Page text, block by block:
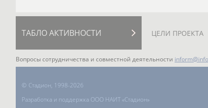
ТАБЛО АКТИВНОСТИ ЦЕЛИ ПРОЕКТА
Вопросы сотрудничества и совместной деятельности
© Стадион, 1998-2026
Разработка и поддержка ООО НАИТ «Стадион»